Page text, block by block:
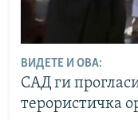
ВИДЕТЕ И ОВА:
САД ги
терористичка